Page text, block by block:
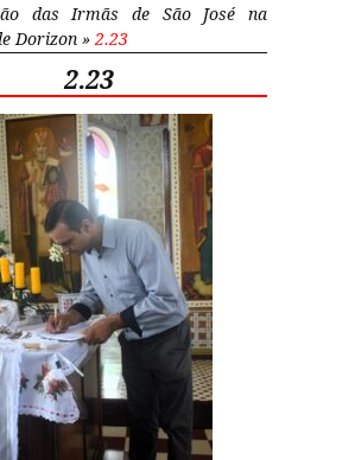
das Irmãs de São José na
Dorizon » 2.23
2.23